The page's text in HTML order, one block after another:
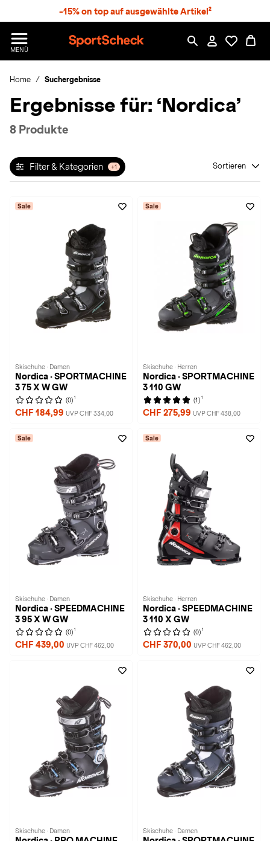
-15% on top auf ausgewählte Artikel²
MENÜ
p
r
S
h
k
Home Suchergebnisse
Ergebnisse für: ‘Nordica’
8 Produkte
Filter & Kategorien +1 Sortieren
Sale
Skischuhe · Damen
Nordica · SPORTMACHINE
3 75 X W GW
(0) 1
CHF 184,99 UVP CHF 334,00
Sale
Skischuhe · Herren
Nordica · SPORTMACHINE
3 110 GW
(1) 1
CHF 275,99 UVP CHF 438,00
Sale
Skischuhe · Damen
Nordica · SPEEDMACHINE
3 95 X W GW
(0) 1
CHF 439,00 UVP CHF 462,00
Sale
Skischuhe · Herren
Nordica · SPEEDMACHINE
3 110 X GW
(0) 1
CHF 370,00 UVP CHF 462,00
Skischuhe · Damen Skischuhe · Damen